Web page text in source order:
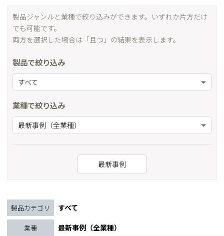
製品ジャンルと業種で絞り込みができます。いずれか片方だけ
でも可能です。
両方を選択した場合は「且つ」の結果を表示します。
製品で絞り込み
すべて
業種で絞り込み
最新事例（全業種）
最新事例
製品カテゴリ すべて
業種 最新事例（全業種）